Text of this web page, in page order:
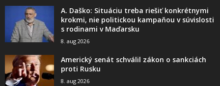
A. Daško: Situáciu treba riešiť konkrétnymi
krokmi, nie politickou kampaňou v súvislosti
s rodinami v Maďarsku
8. aug 2026
Americký senát schválil zákon o sankciách
proti Rusku
8. aug 2026